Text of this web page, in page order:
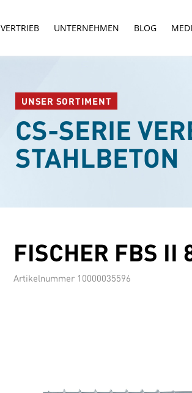
VERTRIEB UNTERNEHMEN BLOG
UNSER SORTIMENT
CS-SERIE
STAHLBETON
FISCHER FBS II
Artikelnummer 10000035596